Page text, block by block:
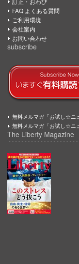
FAQ よくある質問
ご利用環境
会社案内
お問い合わせ
subscribe
無料メルマガ「お試し☆ニ
無料メルマガ「お試し☆ニ
The Liberty Magazine